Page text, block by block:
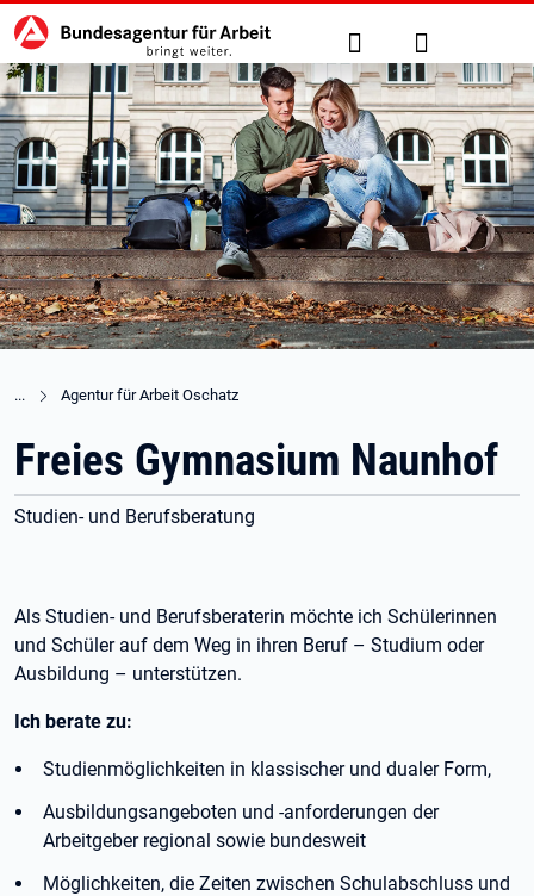
zu den Hauptinhalten springen
Hauptnavigation Suche Anmelden
Agentur für Arbeit Oschatz
Freies Gymnasium Naunhof
Studien- und Berufsberatung
Als Studien- und Berufsberaterin möchte ich Schülerinnen
und Schüler auf dem Weg in ihren Beruf – Studium oder
Ausbildung – unterstützen.
Ich berate zu:
Studienmöglichkeiten in klassischer und dualer Form,
Ausbildungsangeboten und -anforderungen der
Arbeitgeber regional sowie bundesweit
Möglichkeiten, die Zeiten zwischen Schulabschluss und